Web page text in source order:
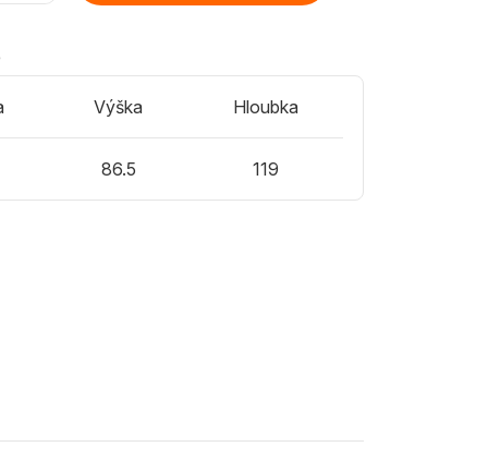
Výška
86.5
Hloubka
119